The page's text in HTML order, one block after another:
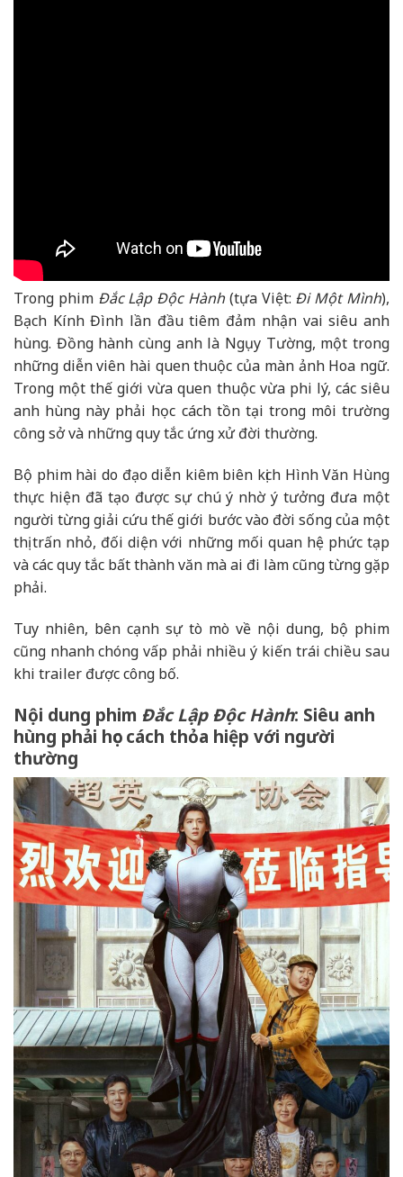
Trong phim Đắc Lập Độc Hành (tựa Việt: Đi Một Mình),
Bạch Kính Đình lần đầu tiêm đảm nhận vai siêu anh
hùng. Đồng hành cùng anh là Ngụy Tường, một trong
những diễn viên hài quen thuộc của màn ảnh Hoa ngữ.
Trong một thế giới vừa quen thuộc vừa phi lý, các siêu
anh hùng này phải học cách tồn tại trong môi trường
công sở và những quy tắc ứng xử đời thường.
Bộ phim hài do đạo diễn kiêm biên kịch Hình Văn Hùng
thực hiện đã tạo được sự chú ý nhờ ý tưởng đưa một
người từng giải cứu thế giới bước vào đời sống của một
thị trấn nhỏ, đối diện với những mối quan hệ phức tạp
và các quy tắc bất thành văn mà ai đi làm cũng từng gặp
phải.
Tuy nhiên, bên cạnh sự tò mò về nội dung, bộ phim
cũng nhanh chóng vấp phải nhiều ý kiến trái chiều sau
khi trailer được công bố.
Nội dung phim Đắc Lập Độc Hành: Siêu anh
hùng phải học cách thỏa hiệp với người
thường